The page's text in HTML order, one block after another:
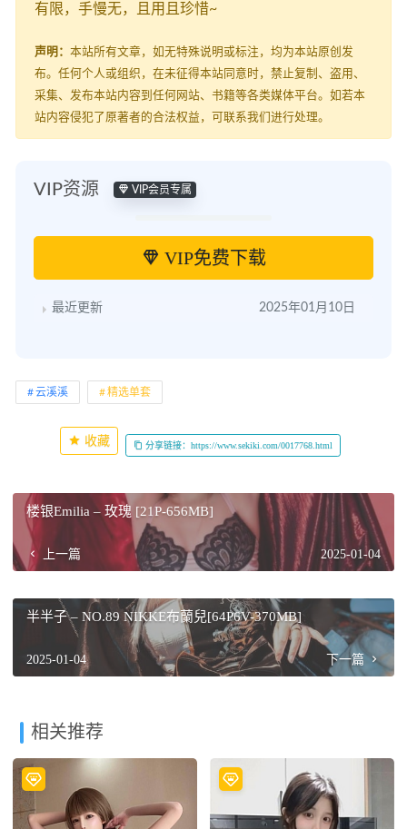
有限，手慢无，且用且珍惜~
声明： 本站所有文章，如无特殊说明或标注，均为本站原创发
布。任何个人或组织，在未征得本站同意时，禁止复制、盗用、
采集、发布本站内容到任何网站、书籍等各类媒体平台。如若本
站内容侵犯了原著者的合法权益，可联系我们进行处理。
VIP资源 VIP会员专属
VIP免费下载
最近更新 2025年01月10日
云溪溪 精选单套
收藏 分享链接：https://www.sekiki.com/0017768.html
楼银Emilia – 玫瑰 [21P-656MB]
上一篇 2025-01-04
半半子 – NO.89 NIKKE布蘭兒[64P6V-370MB]
2025-01-04 下一篇
相关推荐